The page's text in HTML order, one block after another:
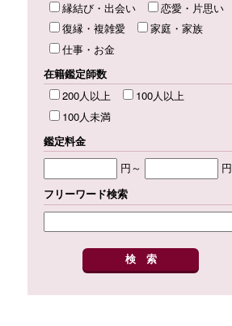
縁結び・出会い
恋愛・片思い
復縁・複雑愛
家庭・家族
仕事・お金
在籍鑑定師数
200人以上
100人以上
100人未満
鑑定料金
円～
円
フリーワード検索